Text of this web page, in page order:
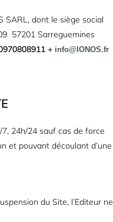
SARL, dont le siège social
57201 Sarreguemines
+ info@IONOS.fr
24h/24 sauf cas de force
et pouvant découlant d’une
du Site, l’Editeur ne